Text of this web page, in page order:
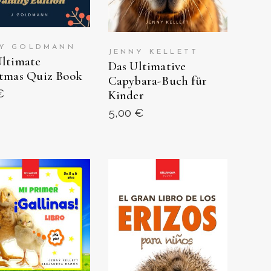
GOLDMANN
Quiz Book
JENNY KELLETT
Das Ultimative
Capybara-Buch für
Kinder
5,00 €
EN AMAZON
VER EN AMAZON